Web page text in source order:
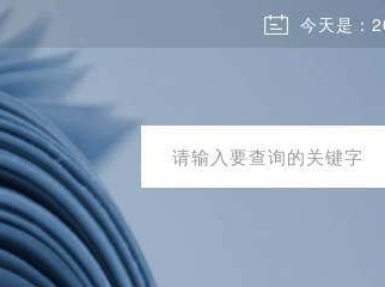
今天是：